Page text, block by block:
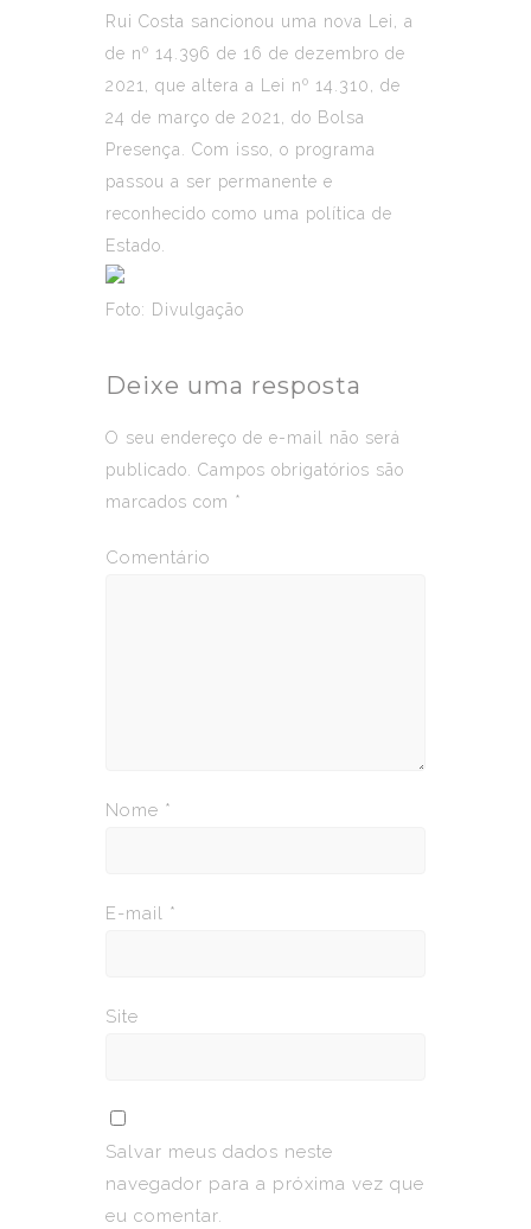
Rui Costa sancionou uma nova Lei, a
de nº 14.396 de 16 de dezembro de
2021, que altera a Lei nº 14.310, de
24 de março de 2021, do Bolsa
Presença. Com isso, o programa
passou a ser permanente e
reconhecido como uma política de
Estado.
Foto: Divulgação
Deixe uma resposta
O seu endereço de e-mail não será
publicado.
Campos obrigatórios são
marcados com *
Comentário
Nome *
E-mail *
Site
Salvar meus dados neste
navegador para a próxima vez que
eu comentar.